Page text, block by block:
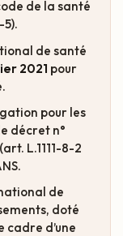
de la santé
de santé
2021 pour
pour les
décret n°
L.1111-8-2
de
doté
cadre d’une